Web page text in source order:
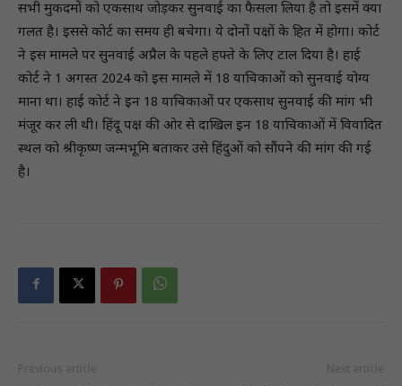
सभी मुकदमों को एकसाथ जोड़कर सुनवाई का फैसला लिया है तो इसमें क्या
गलत है। इससे कोर्ट का समय ही बचेगा। ये दोनों पक्षों के हित में होगा। कोर्ट
ने इस मामले पर सुनवाई अप्रैल के पहले हफ्ते के लिए टाल दिया है। हाई
कोर्ट ने 1 अगस्त 2024 को इस मामले में 18 याचिकाओं को सुनवाई योग्य
माना था। हाई कोर्ट ने इन 18 याचिकाओं पर एकसाथ सुनवाई की मांग भी
मंजूर कर ली थी। हिंदू पक्ष की ओर से दाखिल इन 18 याचिकाओं में विवादित
स्थल को श्रीकृष्ण जन्मभूमि बताकर उसे हिंदुओं को सौंपने की मांग की गई
है।
Previous article Next article